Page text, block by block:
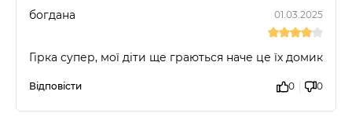
богдана 01.03.2025
Гірка супер, мої діти ще граються наче це їх домик
Відповісти 0 0